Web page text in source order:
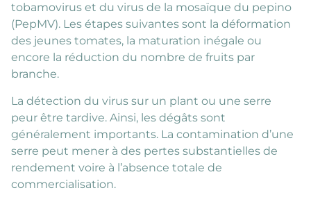
tobamovirus et du virus de la mosaïque du pepino
(PepMV). Les étapes suivantes sont la déformation
des jeunes tomates, la maturation inégale ou
encore la réduction du nombre de fruits par
branche.
La détection du virus sur un plant ou une serre
peur être tardive. Ainsi, les dégâts sont
généralement importants. La contamination d’une
serre peut mener à des pertes substantielles de
rendement voire à l’absence totale de
commercialisation.